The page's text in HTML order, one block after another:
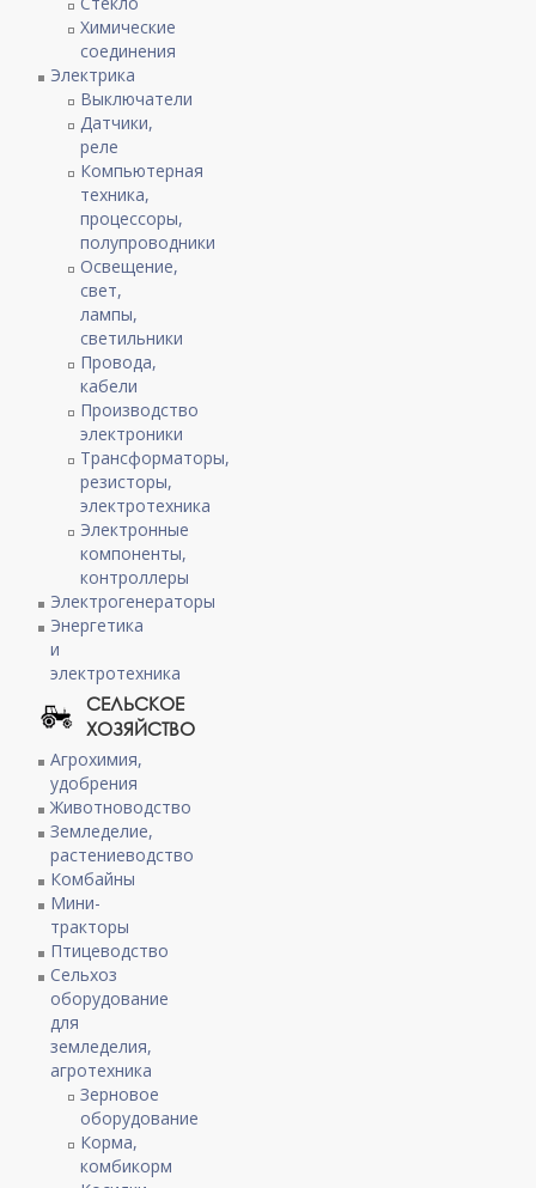
Химические
соединения
Электрика
Выключатели
Датчики,
реле
Компьютерная
техника,
процессоры,
полупроводники
Освещение,
свет,
лампы,
светильники
Провода,
кабели
Производство
электроники
Трансформаторы,
резисторы,
электротехника
Электронные
компоненты,
контроллеры
Электрогенераторы
Энергетика
и
электротехника
СЕЛЬСКОЕ
ХОЗЯЙСТВО
Агрохимия,
удобрения
Животноводство
Земледелие,
растениеводство
Комбайны
Мини-
тракторы
Птицеводство
Сельхоз
оборудование
для
земледелия,
агротехника
Зерновое
оборудование
Корма,
комбикорм